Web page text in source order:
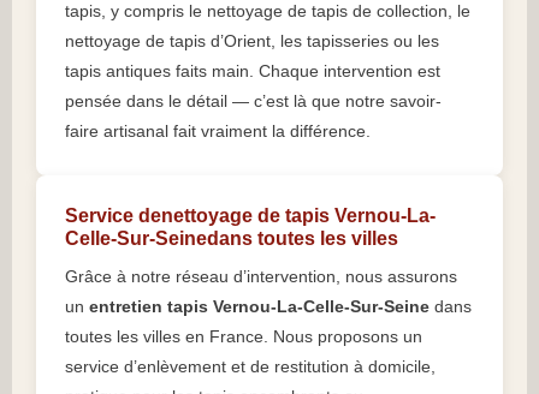
tapis, y compris le nettoyage de tapis de collection, le
nettoyage de tapis d’Orient, les tapisseries ou les
tapis antiques faits main. Chaque intervention est
pensée dans le détail — c’est là que notre savoir-
faire artisanal fait vraiment la différence.
Service denettoyage de tapis Vernou-La-
Celle-Sur-Seinedans toutes les villes
Grâce à notre réseau d’intervention, nous assurons
un entretien tapis Vernou-La-Celle-Sur-Seine dans
toutes les villes en France. Nous proposons un
service d’enlèvement et de restitution à domicile,